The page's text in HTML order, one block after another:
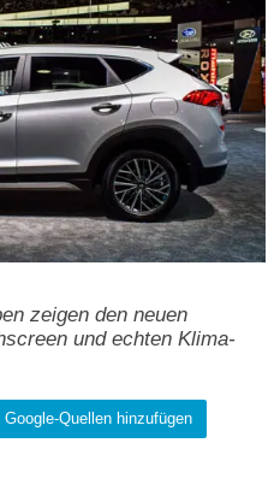
zeigen den neuen
und echten Klima-
Quellen hinzufügen